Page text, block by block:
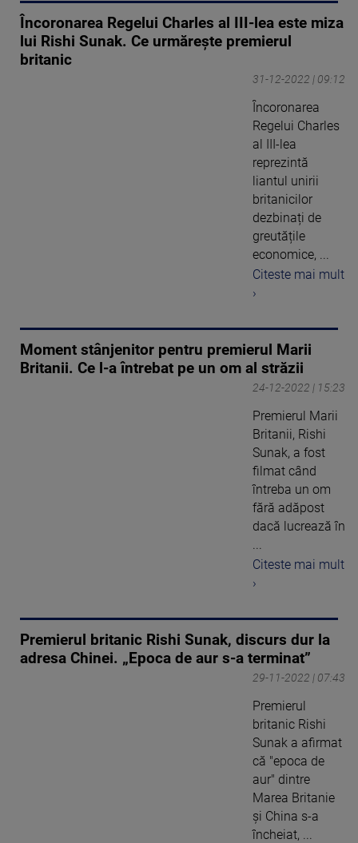
Încoronarea Regelui Charles al III-lea este miza
lui Rishi Sunak. Ce urmărește premierul
britanic
31-12-2022 | 09:12
Încoronarea
Regelui Charles
al III-lea
reprezintă
liantul unirii
britanicilor
dezbinați de
greutățile
economice, ...
Citeste mai mult
›
Moment stânjenitor pentru premierul Marii
Britanii. Ce l-a întrebat pe un om al străzii
24-12-2022 | 15:23
Premierul Marii
Britanii, Rishi
Sunak, a fost
filmat când
întreba un om
fără adăpost
dacă lucrează în
...
Citeste mai mult
›
Premierul britanic Rishi Sunak, discurs dur la
adresa Chinei. „Epoca de aur s-a terminat”
29-11-2022 | 07:43
Premierul
britanic Rishi
Sunak a afirmat
că "epoca de
aur" dintre
Marea Britanie
şi China s-a
încheiat, ...